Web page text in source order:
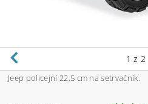
1 z 2
Jeep policejní 22,5 cm na setrvačník.